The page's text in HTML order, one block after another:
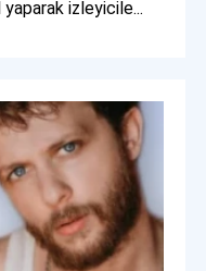
izleyicile...